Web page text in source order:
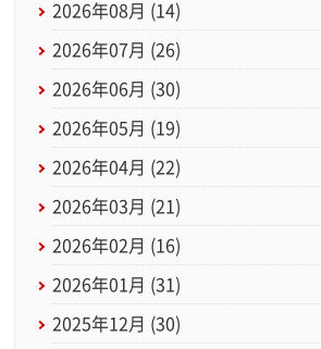
2026年08月 (14)
2026年07月 (26)
2026年06月 (30)
2026年05月 (19)
2026年04月 (22)
2026年03月 (21)
2026年02月 (16)
2026年01月 (31)
2025年12月 (30)